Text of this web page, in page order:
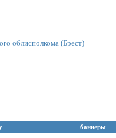
облисполкома (Брест)
баннеры